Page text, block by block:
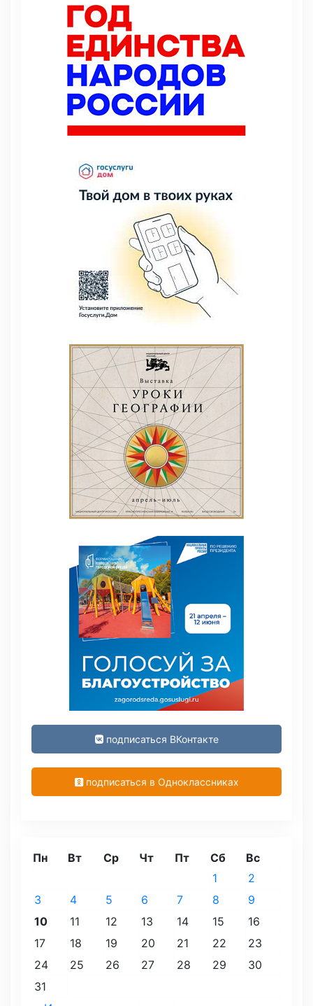
подписаться ВКонтакте
подписаться в Одноклассниках
Пн Вт Ср Чт Пт Сб Вс
1
2
3
4 5 6 7 8
9
10
11 12 13 14 15
16
17
18 19 20 21 22
23
24
25 26 27 28 29
30
31